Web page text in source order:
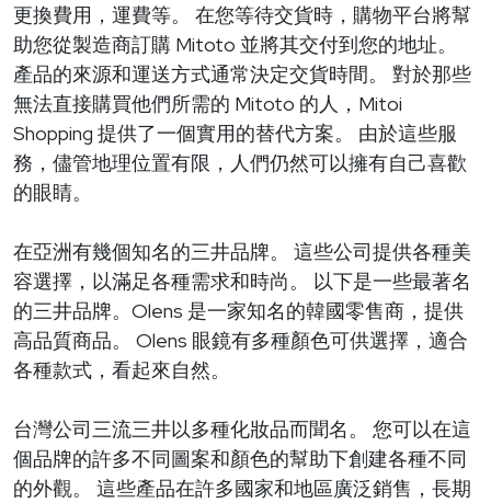
更換費用，運費等。 在您等待交貨時，購物平台將幫
助您從製造商訂購 Mitoto 並將其交付到您的地址。
產品的來源和運送方式通常決定交貨時間。 對於那些
無法直接購買他們所需的 Mitoto 的人，Mitoi
Shopping 提供了一個實用的替代方案。 由於這些服
務，儘管地理位置有限，人們仍然可以擁有自己喜歡
的眼睛。
在亞洲有幾個知名的三井品牌。 這些公司提供各種美
容選擇，以滿足各種需求和時尚。 以下是一些最著名
的三井品牌。Olens 是一家知名的韓國零售商，提供
高品質商品。 Olens 眼鏡有多種顏色可供選擇，適合
各種款式，看起來自然。
台灣公司三流三井以多種化妝品而聞名。 您可以在這
個品牌的許多不同圖案和顏色的幫助下創建各種不同
的外觀。 這些產品在許多國家和地區廣泛銷售，長期